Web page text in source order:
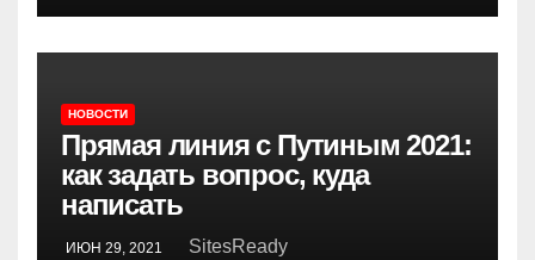
НОВОСТИ
Прямая линия с Путиным 2021:
как задать вопрос, куда
написать
ИЮН 29, 2021 SitesReady